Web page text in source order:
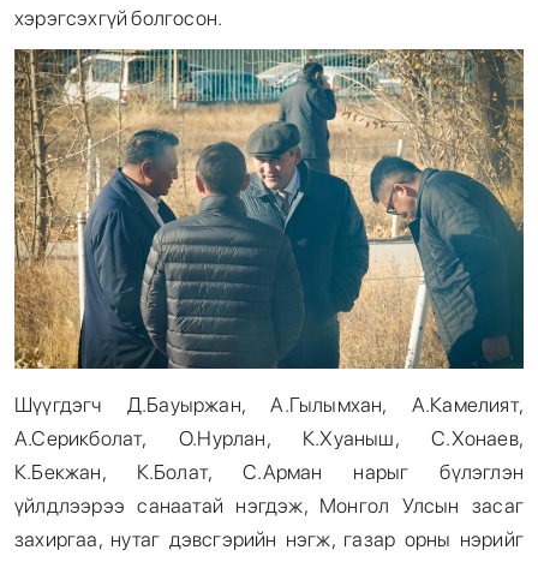
хэрэгсэхгүй болгосон.
Шүүгдэгч Д.Бауыржан, А.Гылымхан, А.Камелият,
А.Серикболат, О.Нурлан, К.Хуаныш, С.Хонаев,
К.Бекжан, К.Болат, С.Арман нарыг бүлэглэн
үйлдлээрээ санаатай нэгдэж, Монгол Улсын засаг
захиргаа, нутаг дэвсгэрийн нэгж, газар орны нэрийг